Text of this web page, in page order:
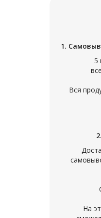
1.
5
Вся
На
ШТОРМГЛАСС
(15СМ)
Удивительный
предсказателем
минут отвлечься от